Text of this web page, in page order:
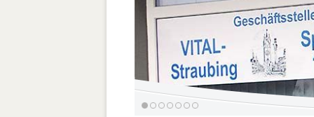
Ärzte
Übungsleiter
Bus-Belegungsplan
Sponsoren